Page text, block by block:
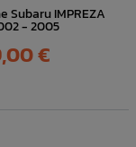
Subaru IMPREZA
- 2005
€